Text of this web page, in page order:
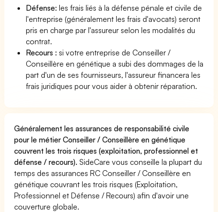
Défense: les frais liés à la défense pénale et civile de
l'entreprise (généralement les frais d'avocats) seront
pris en charge par l'assureur selon les modalités du
contrat.
Recours : si votre entreprise de Conseiller /
Conseillère en génétique a subi des dommages de la
part d'un de ses fournisseurs, l'assureur financera les
frais juridiques pour vous aider à obtenir réparation.
Généralement les assurances de responsabilité civile
pour le métier Conseiller / Conseillère en génétique
couvrent les trois risques (exploitation, professionnel et
défense / recours). SideCare vous conseille la plupart du
temps des assurances RC Conseiller / Conseillère en
génétique couvrant les trois risques (Exploitation,
Professionnel et Défense / Recours) afin d'avoir une
couverture globale.